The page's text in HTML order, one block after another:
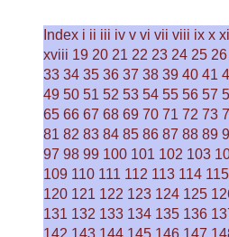
Index i ii iii iv v vi vii viii ix x xi
xviii 19 20 21 22 23 24 25 26
33 34 35 36 37 38 39 40 41
49 50 51 52 53 54 55 56 57
65 66 67 68 69 70 71 72 73
81 82 83 84 85 86 87 88 89
97 98 99 100 101 102 103
109 110 111 112 113 114 115
120 121 122 123 124 125
131 132 133 134 135 136
142 143 144 145 146 147